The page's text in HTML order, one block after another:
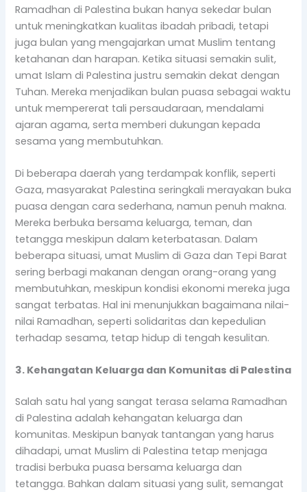
Ramadhan di Palestina bukan hanya sekedar bulan
untuk meningkatkan kualitas ibadah pribadi, tetapi
juga bulan yang mengajarkan umat Muslim tentang
ketahanan dan harapan. Ketika situasi semakin sulit,
umat Islam di Palestina justru semakin dekat dengan
Tuhan. Mereka menjadikan bulan puasa sebagai waktu
untuk mempererat tali persaudaraan, mendalami
ajaran agama, serta memberi dukungan kepada
sesama yang membutuhkan.
Di beberapa daerah yang terdampak konflik, seperti
Gaza, masyarakat Palestina seringkali merayakan buka
puasa dengan cara sederhana, namun penuh makna.
Mereka berbuka bersama keluarga, teman, dan
tetangga meskipun dalam keterbatasan. Dalam
beberapa situasi, umat Muslim di Gaza dan Tepi Barat
sering berbagi makanan dengan orang-orang yang
membutuhkan, meskipun kondisi ekonomi mereka juga
sangat terbatas. Hal ini menunjukkan bagaimana nilai-
nilai Ramadhan, seperti solidaritas dan kepedulian
terhadap sesama, tetap hidup di tengah kesulitan.
3. Kehangatan Keluarga dan Komunitas di Palestina
Salah satu hal yang sangat terasa selama Ramadhan
di Palestina adalah kehangatan keluarga dan
komunitas. Meskipun banyak tantangan yang harus
dihadapi, umat Muslim di Palestina tetap menjaga
tradisi berbuka puasa bersama keluarga dan
tetangga. Bahkan dalam situasi yang sulit, semangat